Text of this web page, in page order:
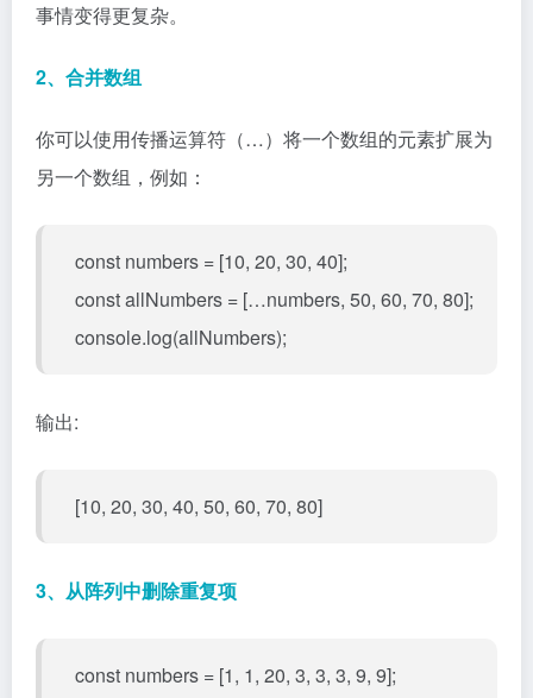
事情变得更复杂。
2、合并数组
你可以使用传播运算符（…）将一个数组的元素扩展为
另一个数组，例如：
const numbers = [10, 20, 30, 40];
const allNumbers = […numbers, 50, 60, 70, 80];
console.log(allNumbers);
输出:
[10, 20, 30, 40, 50, 60, 70, 80]
3、从阵列中删除重复项
const numbers = [1, 1, 20, 3, 3, 3, 9, 9];